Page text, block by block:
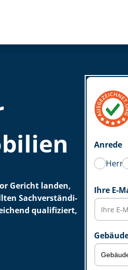
Gericht landen,
Sach­ver­stän­di­
qualifiziert,
Anrede
Herr
Ihre E-